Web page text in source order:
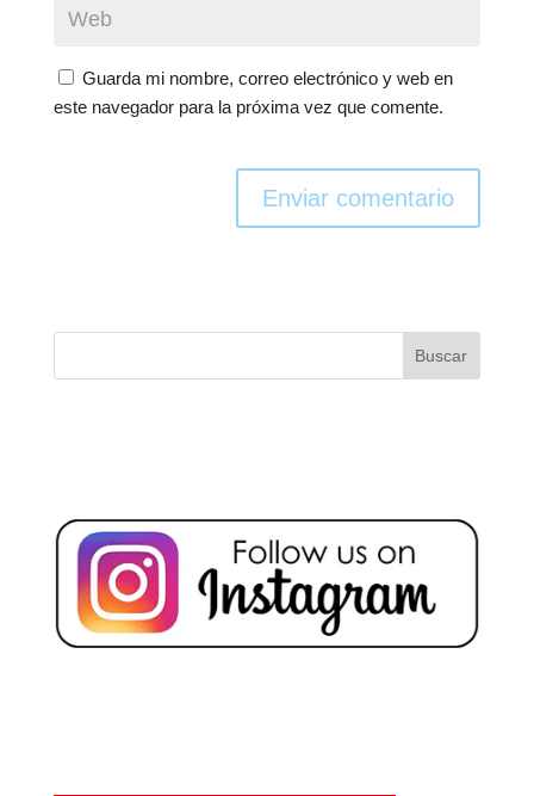
Guarda mi nombre, correo electrónico y web en
este navegador para la próxima vez que comente.
Enviar comentario